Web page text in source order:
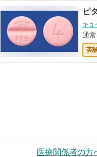
ピ
キョ
通
英
医療関係者の方